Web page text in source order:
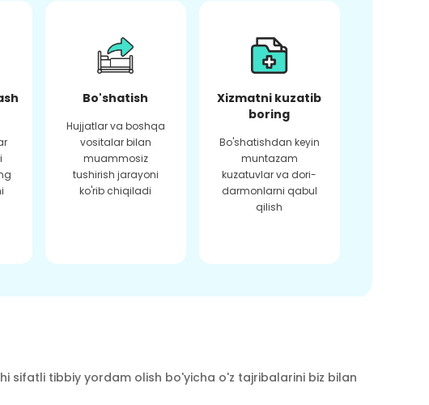
Bo'shatish
Hujjatlar va boshqa
vositalar bilan
muammosiz
tushirish jarayoni
ko'rib chiqiladi
Xizmatni kuzatib
boring
Bo'shatishdan keyin
muntazam
kuzatuvlar va dori-
darmonlarni qabul
qilish
sifatli tibbiy yordam olish bo'yicha o'z tajribalarini biz bilan